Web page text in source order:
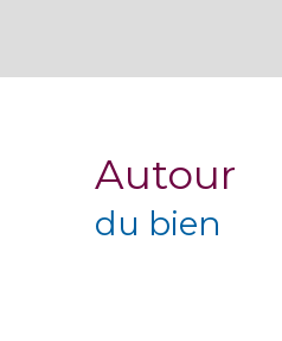
Autour
du bien